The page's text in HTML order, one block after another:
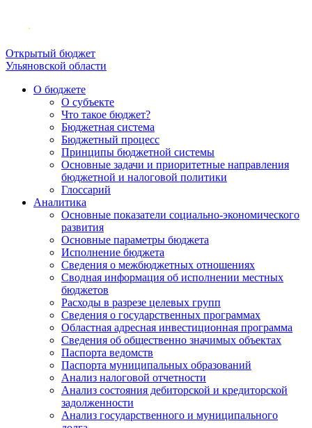
Открытый бюджет
Ульяновской области
О бюджете
О субъекте
Что такое бюджет?
Бюджетная система
Бюджетный процесс
Принципы бюджетной системы
Основные задачи и приоритетные направления
бюджетной и налоговой политики
Глоссарий
Аналитика
Основные показатели социально-экономического
развития
Основные параметры бюджета
Исполнение бюджета
Сведения о межбюджетных отношениях
Сводная информация об исполнении местных
бюджетов
Расходы в разрезе целевых групп
Сведения о государственных программах
Областная адресная инвестиционная программа
Сведения об общественно значимых объектах
Паспорта ведомств
Паспорта муниципальных образований
Анализ налоговой отчетности
Анализ состояния дебиторской и кредиторской
задолженности
Анализ государственного и муниципального